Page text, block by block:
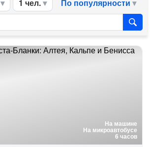
1 чел. По популярности
На машине
На микроавтобусе
6 часов